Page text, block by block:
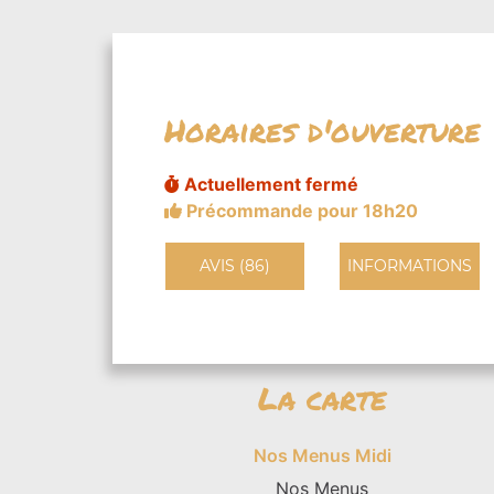
Horaires d'ouverture
Actuellement fermé
Précommande pour 18h20
AVIS (86) INFORMATIONS
La carte
Nos Menus Midi
Nos Menus